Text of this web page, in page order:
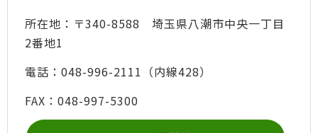
所在地：〒340-8588 埼玉県八潮市中央一丁目
2番地1
電話：048-996-2111（内線428）
FAX：048-997-5300